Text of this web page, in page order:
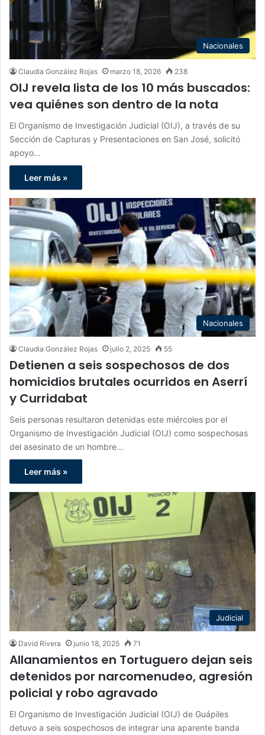
Nacionales
Claudia González Rojas marzo 18, 2026 238
OIJ revela lista de los 10 más buscados:
vea quiénes son dentro de la nota
El Organismo de Investigación Judicial (OIJ), a través de su
Sección de Capturas y Presentaciones en San José, solicitó
apoyo…
Leer más »
Nacionales
Claudia González Rojas julio 2, 2025 55
Detienen a seis sospechosos de dos
homicidios brutales ocurridos en Aserrí
y Curridabat
Seis personas resultaron detenidas este miércoles por el
Organismo de Investigación Judicial (OIJ) como sospechosas
del asesinato de un hombre…
Leer más »
Judicial
David Rivera junio 18, 2025 71
Allanamientos en Tortuguero dejan seis
detenidos por narcomenudeo, agresión
policial y robo agravado
El Organismo de Investigación Judicial (OIJ) de Guápiles
detuvo a seis sospechosos de integrar una aparente banda